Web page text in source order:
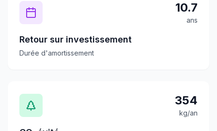
10.7
ans
Retour sur investissement
Durée d'amortissement
354
kg/an